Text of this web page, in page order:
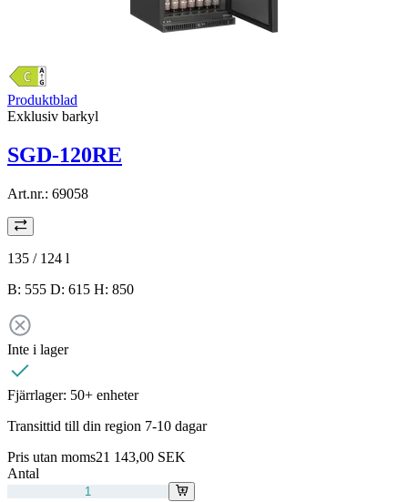
Produktblad
Exklusiv barkyl
SGD-120RE
Art.nr.: 69058
135 / 124 l
B: 555 D: 615 H: 850
Inte i lager
Fjärrlager: 50+ enheter
Transittid till din region 7-10 dagar
Pris utan moms21 143,00 SEK
Antal